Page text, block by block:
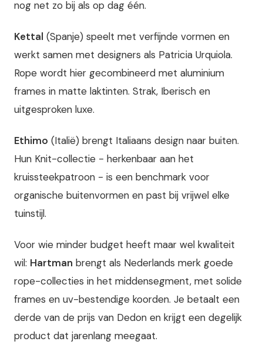
nog net zo bij als op dag één.
Kettal (Spanje) speelt met verfijnde vormen en
werkt samen met designers als Patricia Urquiola.
Rope wordt hier gecombineerd met aluminium
frames in matte laktinten. Strak, Iberisch en
uitgesproken luxe.
Ethimo (Italië) brengt Italiaans design naar buiten.
Hun Knit-collectie - herkenbaar aan het
kruissteekpatroon - is een benchmark voor
organische buitenvormen en past bij vrijwel elke
tuinstijl.
Voor wie minder budget heeft maar wel kwaliteit
wil: Hartman brengt als Nederlands merk goede
rope-collecties in het middensegment, met solide
frames en uv-bestendige koorden. Je betaalt een
derde van de prijs van Dedon en krijgt een degelijk
product dat jarenlang meegaat.